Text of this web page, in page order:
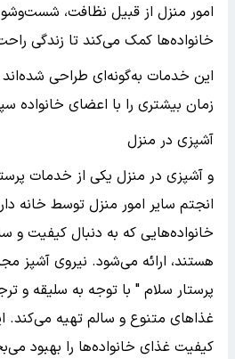
امور منزل از قبیل نظافت،
خانواده‌ها کمک می‌کند تا زندگی
این خدمات به‌گونه‌ای طراحی شده‌اند
زمان بیشتری را با اعضای خانواده
آشپزی در منزل
و آشپزی در منزل یکی از خدمات
انجتم سایر امور منزل توسط خانه
خانواده‌هایی که به دنبال کیفیت و
هستند، ارائه می‌شود. نیروی آشپز
پرستار سلام " با توجه به سلیقه و
غذاهای متنوع و سالم تهیه می‌کند.
کیفیت غذای خانواده‌ها را بهبود